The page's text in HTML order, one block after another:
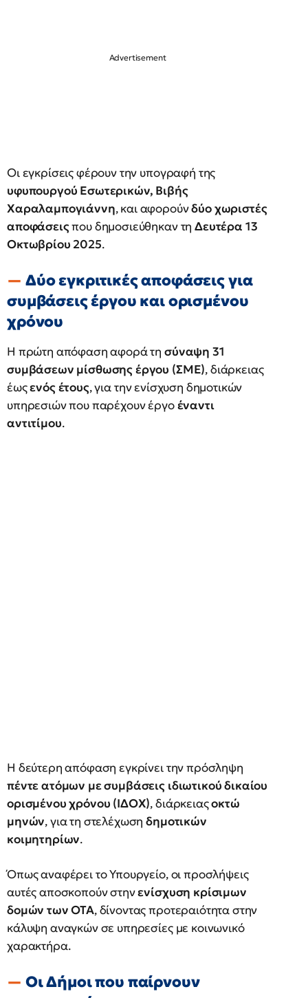
Οι εγκρίσεις φέρουν την υπογραφή της
υφυπουργού Εσωτερικών, Βιβής
Χαραλαμπογιάννη, και αφορούνδύο χωριστές
αποφάσειςπου δημοσιεύθηκαν τηΔευτέρα 13
Οκτωβρίου 2025.
Δύο εγκριτικές αποφάσεις για
συμβάσεις έργου και ορισμένου
χρόνου
Η πρώτη απόφαση αφορά τη σύναψη 31
συμβάσεων μίσθωσης έργου (ΣΜΕ), διάρκειας
έωςενός έτους, για την ενίσχυση δημοτικών
υπηρεσιών που παρέχουν έργοέναντι
αντιτίμου.
Η δεύτερη απόφαση εγκρίνει την πρόσληψη
πέντε ατόμων με συμβάσεις ιδιωτικού δικαίου
ορισμένου χρόνου (ΙΔΟΧ), διάρκειαςοκτώ
μηνών, για τη στελέχωσηδημοτικών
κοιμητηρίων.
Όπως αναφέρει το Υπουργείο, οι προσλήψεις
αυτές αποσκοπούν στηνενίσχυση κρίσιμων
δομών των ΟΤΑ, δίνοντας προτεραιότητα στην
κάλυψη αναγκών σε υπηρεσίες με κοινωνικό
χαρακτήρα.
Οι Δήμοι που παίρνουν